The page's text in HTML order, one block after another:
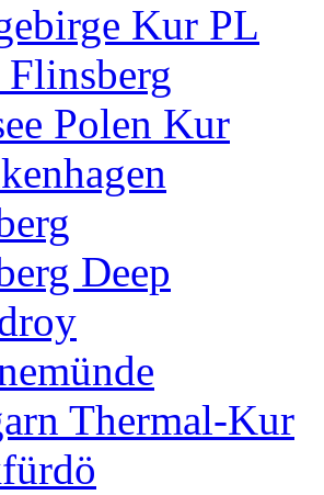
Kur PL
Flinsberg
Polen Kur
Deep
Thermal-Kur